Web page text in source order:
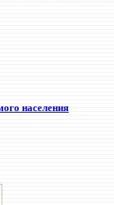
населения